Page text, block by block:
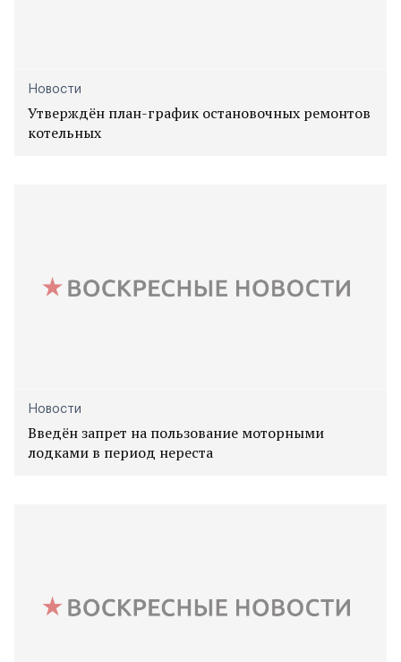
Новости
Утверждён план-график остановочных ремонтов
котельных
Новости
Введён запрет на пользование моторными
лодками в период нереста